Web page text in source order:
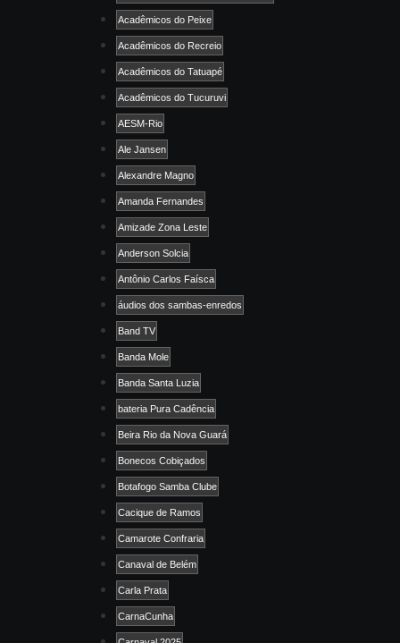
Acadêmicos do Peixe
Acadêmicos do Recreio
Acadêmicos do Tatuapé
Acadêmicos do Tucuruvi
AESM-Rio
Ale Jansen
Alexandre Magno
Amanda Fernandes
Amizade Zona Leste
Anderson Solcia
Antônio Carlos Faísca
áudios dos sambas-enredos
Band TV
Banda Mole
Banda Santa Luzia
bateria Pura Cadência
Beira Rio da Nova Guará
Bonecos Cobiçados
Botafogo Samba Clube
Cacique de Ramos
Camarote Confraria
Canaval de Belém
Carla Prata
CarnaCunha